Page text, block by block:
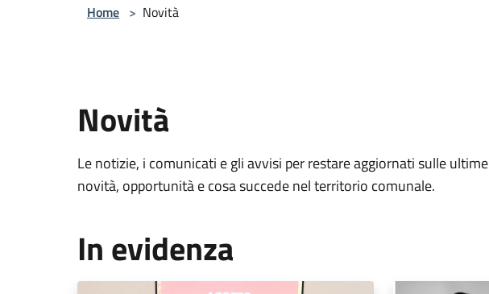
Home > Novità
Novità
Le notizie, i comunicati e gli avvisi per restare aggiornati sulle ultime
novità, opportunità e cosa succede nel territorio comunale.
In evidenza